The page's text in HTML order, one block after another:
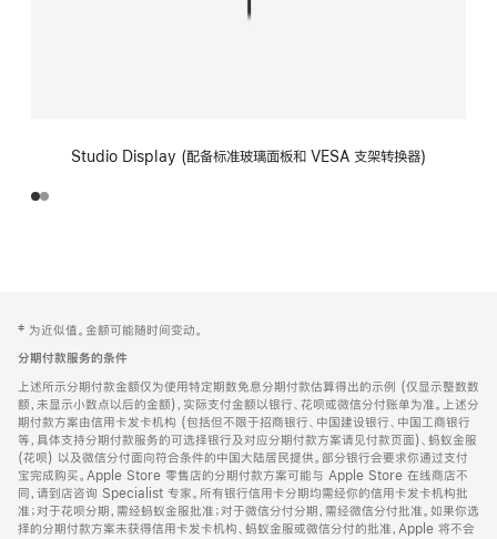
Studio Display (配备标准玻璃面板和 VESA 支架转换器)
页
页
脚
注
‡ 为近似值。金额可能随时间变动。
分期付款服务的条件
上述所示分期付款金额仅为使用特定期数免息分期付款估算得出的示例 (仅显示整数数
额，未显示小数点以后的金额)，实际支付金额以银行、花呗或微信分付账单为准。上述分
期付款方案由信用卡发卡机构 (包括但不限于招商银行、中国建设银行、中国工商银行
等，具体支持分期付款服务的可选择银行及对应分期付款方案请见付款页面)、蚂蚁金服
(花呗) 以及微信分付面向符合条件的中国大陆居民提供。部分银行会要求你通过支付
宝完成购买。Apple Store 零售店的分期付款方案可能与 Apple Store 在线商店不
同，请到店咨询 Specialist 专家。所有银行信用卡分期均需经你的信用卡发卡机构批
准；对于花呗分期，需经蚂蚁金服批准；对于微信分付分期，需经微信分付批准。如果你选
择的分期付款方案未获得信用卡发卡机构、蚂蚁金服或微信分付的批准，Apple 将不会